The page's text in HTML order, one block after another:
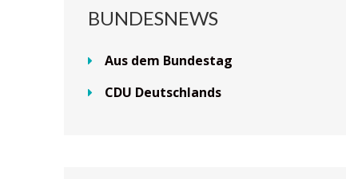
BUNDESNEWS
Aus dem Bundestag
CDU Deutschlands